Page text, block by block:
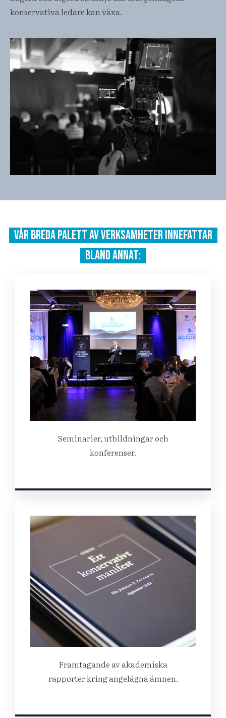
konservativa ledare kan växa.
Vår breda palett av verksamheter innefattar
bland annat:
Seminarier, utbildningar och
konferenser.
Framtagande av akademiska
rapporter kring angelägna ämnen.